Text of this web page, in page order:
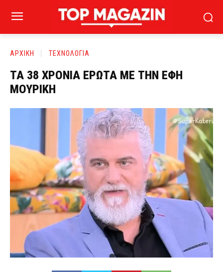
ΑΡΧΙΚΗ ΤΕΧΝΟΛΟΓΙΑ
ΤΑ 38 ΧΡΟΝΙΑ ΕΡΩΤΑ ΜΕ ΤΗΝ ΕΦΗ
ΜΟΥΡΙΚΗ